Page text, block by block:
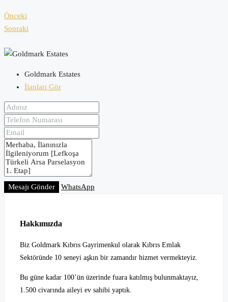
Önceki
Sonraki
Goldmark Estates
İlanları Gör
Mesajı Gönder WhatsApp
Hakkımızda
Biz Goldmark Kıbrıs Gayrimenkul olarak Kıbrıs Emlak
Sektöründe 10 seneyi aşkın bir zamandır hizmet vermekteyiz.
Bu güne kadar 100’ün üzerinde fuara katılmış bulunmaktayız,
1.500 civarında aileyi ev sahibi yaptık.